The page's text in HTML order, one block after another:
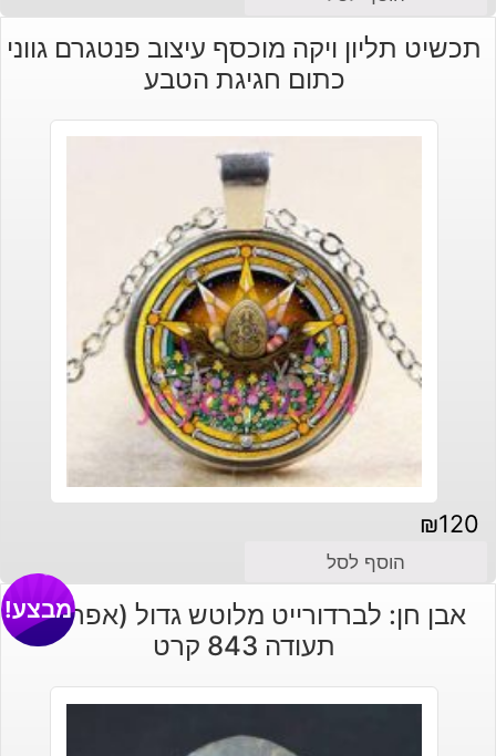
תכשיט תליון ויקה מוכסף עיצוב פנטגרם גווני
כתום חגיגת הטבע
₪120
הוסף לסל
אבן חן: לברדורייט מלוטש גדול (אפריקה)
תעודה 843 קרט
מבצע!